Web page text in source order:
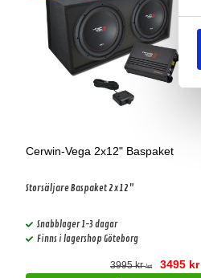
Cerwin-Vega 2x12" Baspaket
Storsäljare Baspaket 2x12"
Snabblager 1-3 dagar
Finns i lagershop Göteborg
3995 kr/st 3495 kr